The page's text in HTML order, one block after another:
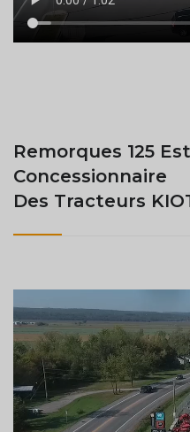
Remorques 125
Concessionnaire
Des Tracteurs